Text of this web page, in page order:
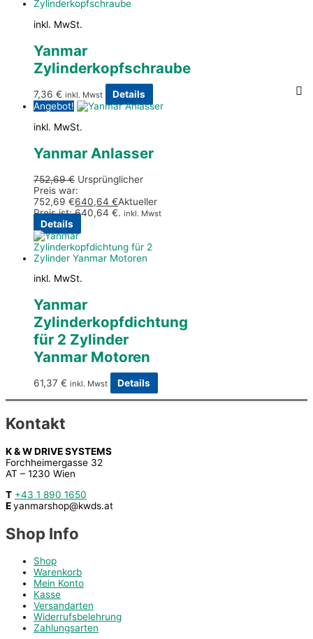
inkl. MwSt.
Yanmar
Zylinderkopfschraube
7,36 € inkl. Mwst
Details
Angebot!
inkl. MwSt.
Yanmar Anlasser
752,69€ Ursprünglicher
Preis war:
752,69 €640,64 €Aktueller
Preis ist: 640,64 €. inkl. Mwst
Details
inkl. MwSt.
Yanmar
Zylinderkopfdichtung
für 2 Zylinder
Yanmar Motoren
61,37 € inkl. Mwst Details
Kontakt
K & W DRIVE SYSTEMS
Forchheimergasse 32
AT – 1230 Wien
T +43 1 890 1650
Eyanmarshop@kwds.at
Shop Info
Shop
Warenkorb
Mein Konto
Kasse
Versandarten
Widerrufsbelehrung
Zahlungsarten